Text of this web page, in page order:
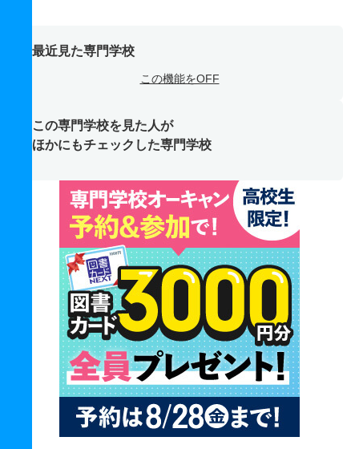
最近見た専門学校
この機能をOFF
この専門学校を見た人が
ほかにもチェックした専門学校